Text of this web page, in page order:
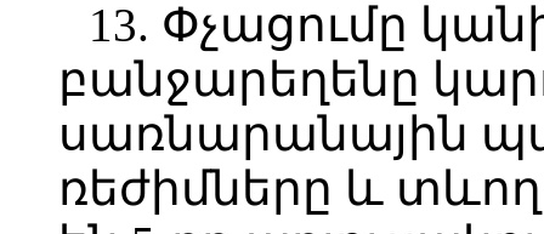
13. Փչացումը
բանջարեղենը
սառնարանային
ռեժիմները և